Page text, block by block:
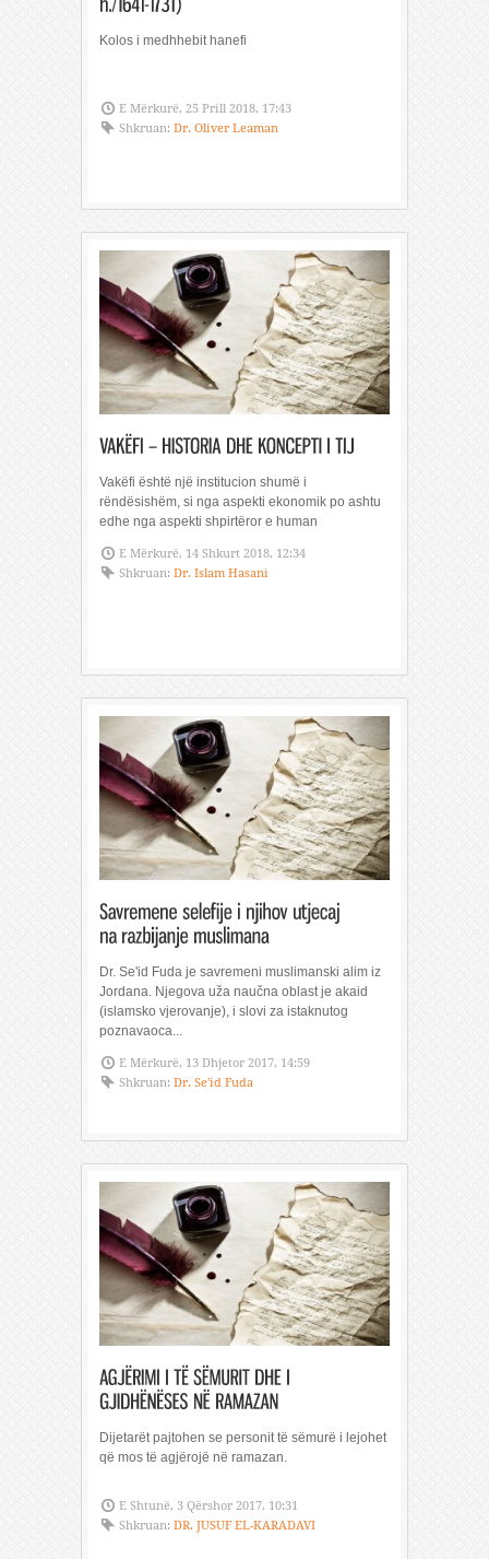
Kolos i medhhebit hanefi
E Mërkurë, 25 Prill 2018, 17:43
Shkruan: Dr. Oliver Leaman
Vakëfi është një institucion shumë i
rëndësishëm, si nga aspekti ekonomik po ashtu
edhe nga aspekti shpirtëror e human
E Mërkurë, 14 Shkurt 2018, 12:34
Shkruan: Dr. Islam Hasani
Dr. Se'id Fuda je savremeni muslimanski alim iz
Jordana. Njegova uža naučna oblast je akaid
(islamsko vjerovanje), i slovi za istaknutog
poznavaoca...
E Mërkurë, 13 Dhjetor 2017, 14:59
Shkruan: Dr. Se'id Fuda
Dijetarët pajtohen se personit të sëmurë i lejohet
që mos të agjërojë në ramazan.
E Shtunë, 3 Qërshor 2017, 10:31
Shkruan: DR. JUSUF EL-KARADAVI